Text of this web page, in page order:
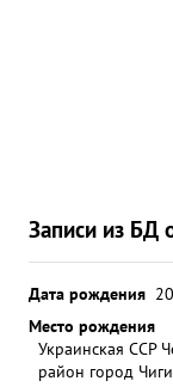
Записи из
Дата рождения
Место рождения
Украинская ССР
район город